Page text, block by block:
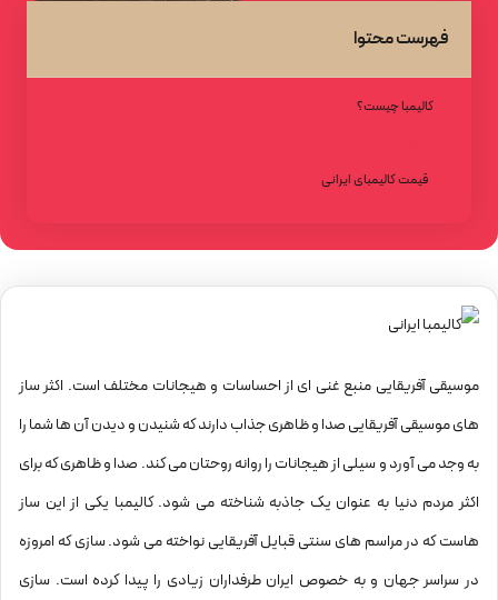
فهرست محتوا
کالیمبا چیست؟
قیمت کالیمبای ایرانی
موسیقی آفریقایی منبع غنی ای از احساسات و هیجانات مختلف است. اکثر ساز
های موسیقی آفریقایی صدا و ظاهری جذاب دارند که شنیدن و دیدن آن ها شما را
به وجد می آورد و سیلی از هیجانات را روانه روحتان می کند. صدا و ظاهری که برای
اکثر مردم دنیا به عنوان یک جاذبه شناخته می شود.کالیمبا یکی از این ساز
هاست که در مراسم های سنتی قبایل آفریقایی نواخته می شود. سازی که امروزه
در سراسر جهان و به خصوص ایران طرفداران زیادی را پیدا کرده است. سازی